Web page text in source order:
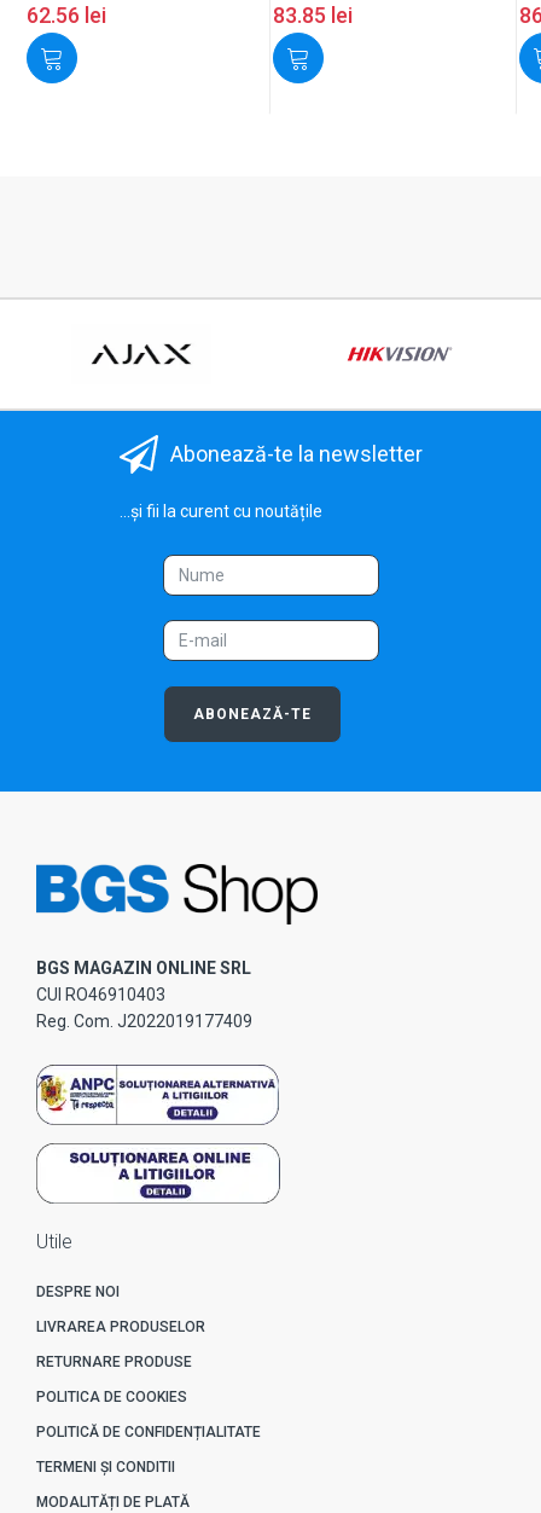
62.56 lei 83.85 lei
Abonează-te la newsletter
...și fii la curent cu noutățile
ABONEAZĂ-TE
BGS MAGAZIN ONLINE SRL
CUI RO46910403
Reg. Com. J2022019177409
Utile
DESPRE NOI
LIVRAREA PRODUSELOR
RETURNARE PRODUSE
POLITICA DE COOKIES
POLITICĂ DE CONFIDENȚIALITATE
TERMENI ȘI CONDITII
MODALITĂȚI DE PLATĂ